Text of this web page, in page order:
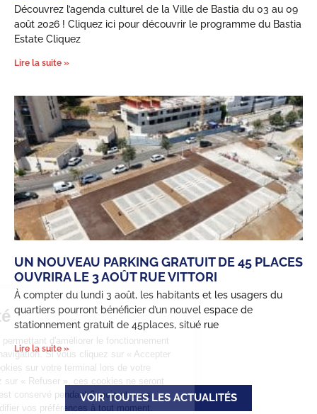
Confidentialité
Ce site utilise des cookies permettant d'améliorer le fonctionnement
grâce aux statistiques de navigation. Si vous cliquez sur « Accepter
», nous déposeront ces cookies sur votre terminal lors de votre
navigation. Si vous cliquez sur « Refuser », ces cookies ne seront
pas déposés. Votre choix est conservé pendant 6 mois et vous
pouvez être informé et modifier vos préférences à tout moment.
Découvrez l’agenda culturel de la Ville de Bastia du 03 au 09
août 2026 ! Cliquez ici pour découvrir le programme du Bastia
Estate Cliquez
Lire la suite »
UN NOUVEAU PARKING GRATUIT DE 45 PLACES
OUVRIRA LE 3 AOÛT RUE VITTORI
À compter du lundi 3 août, les habitants et les usagers du
quartiers pourront bénéficier d’un nouvel espace de
stationnement gratuit de 45places, situé rue
Lire la suite »
VOIR TOUTES LES ACTUALITÉS